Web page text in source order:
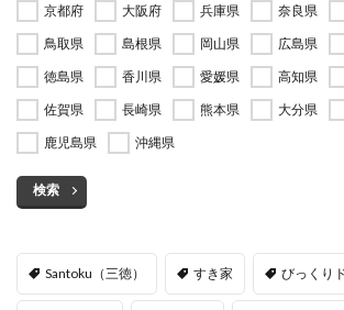
京都府
大阪府 兵庫県 奈良県
鳥取県
島根県 岡山県 広島県
徳島県
香川県 愛媛県 高知県
佐賀県
長崎県 熊本県 大分県
鹿児島県
沖縄県
検索
Santoku（三徳） すき家 びっくり